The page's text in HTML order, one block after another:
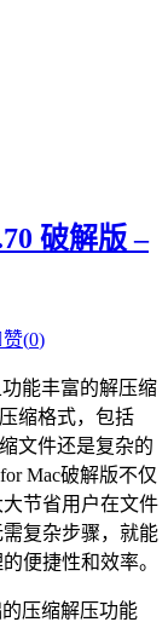
破解版 –
赞(0)
功能丰富的解压缩
缩格式，包括
文件还是复杂的
Mac破解版不仅
节省用户在文件
复杂步骤，就能
便捷性和效率。
的压缩解压功能